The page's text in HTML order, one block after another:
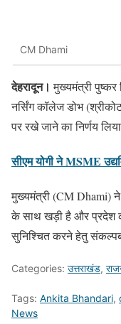
CM Dhami
देहरादून। मुख्यमंत्री पुष्कर
नर्सिंग कॉलेज डोभ
पर रखे जाने का निर्णय
सीएम योगी ने MSME
मुख्यमंत्री (CM Dhami) ने
के साथ खड़ी है और प्रदेश
सुनिश्चित करने हेतु
Categories: उत्तराखंड,
Tags: Ankita Bhandari,
News